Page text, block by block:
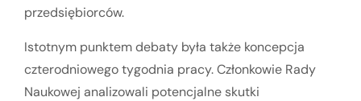
przedsiębiorców.
Istotnym punktem debaty była także koncepcja
czterodniowego tygodnia pracy. Członkowie Rady
Naukowej analizowali potencjalne skutki